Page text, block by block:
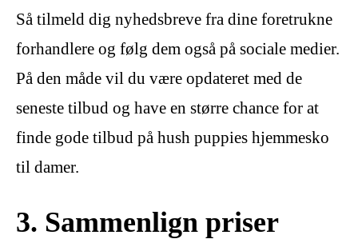
Så tilmeld dig nyhedsbreve fra dine foretrukne
forhandlere og følg dem også på sociale medier.
På den måde vil du være opdateret med de
seneste tilbud og have en større chance for at
finde gode tilbud på hush puppies hjemmesko
til damer.
3. Sammenlign priser